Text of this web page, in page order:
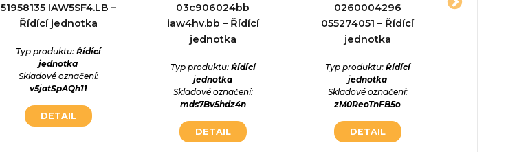
51958135 IAW5SF4.LB –
Řídící jednotka
Typ produktu: Řídící
jednotka
Skladové označení:
v5jatSpAQh11
DETAIL
03c906024bb
iaw4hv.bb – Řídící
jednotka
Typ produktu: Řídící
jednotka
Skladové označení:
mds7Bv5hdz4n
DETAIL
0260004296
055274051 – Řídící
jednotka
Typ produktu: Řídící
jednotka
Skladové označení:
zM0ReoTnFB5o
DETAIL